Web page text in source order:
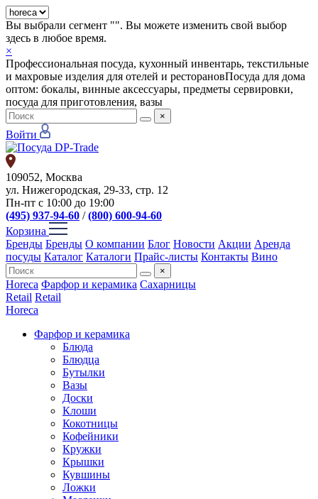
Вы выбрали сегмент "". Вы можете изменить свой выбор
здесь в любое время.
×
Профессиональная посуда, кухонный инвентарь, текстильные
и махровые изделия для отелей и ресторановПосуда для дома
оптом: бокалы, винные аксессуары, предметы сервировки,
посуда для приготовления, вазы
×
Войти
109052, Москва
ул. Нижегородская, 29-33, стр. 12
Пн-пт с 10:00 до 19:00
(495) 937-94-60 /(800) 600-94-60
Корзина
Бренды Бренды О компании Блог Новости Акции Аренда
посуды Каталог Каталоги Прайс-листы Контакты Вино
×
Horeca Фарфор и керамика Сахарницы
Retail Retail
Horeca
Фарфор и керамика
Блюда
Блюдца
Бутылки
Вазы
Доски
Клоши
Кокотницы
Кофейники
Кружки
Крышки
Кувшины
Ложки